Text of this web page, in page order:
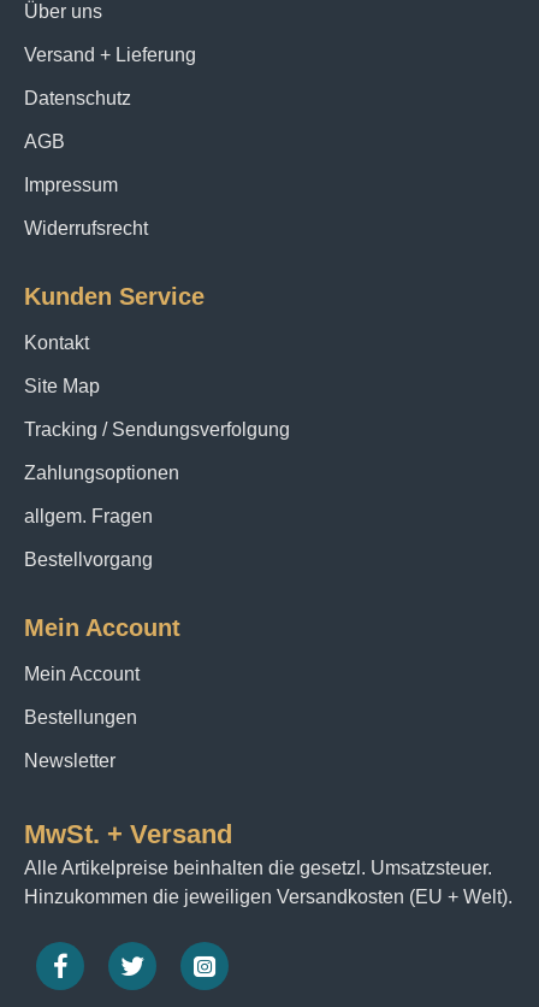
Über uns
Versand + Lieferung
Datenschutz
AGB
Impressum
Widerrufsrecht
Kunden Service
Kontakt
Site Map
Tracking / Sendungsverfolgung
Zahlungsoptionen
allgem. Fragen
Bestellvorgang
Mein Account
Mein Account
Bestellungen
Newsletter
MwSt. + Versand
Alle Artikelpreise beinhalten die gesetzl. Umsatzsteuer.
Hinzukommen die jeweiligen Versandkosten (EU + Welt).